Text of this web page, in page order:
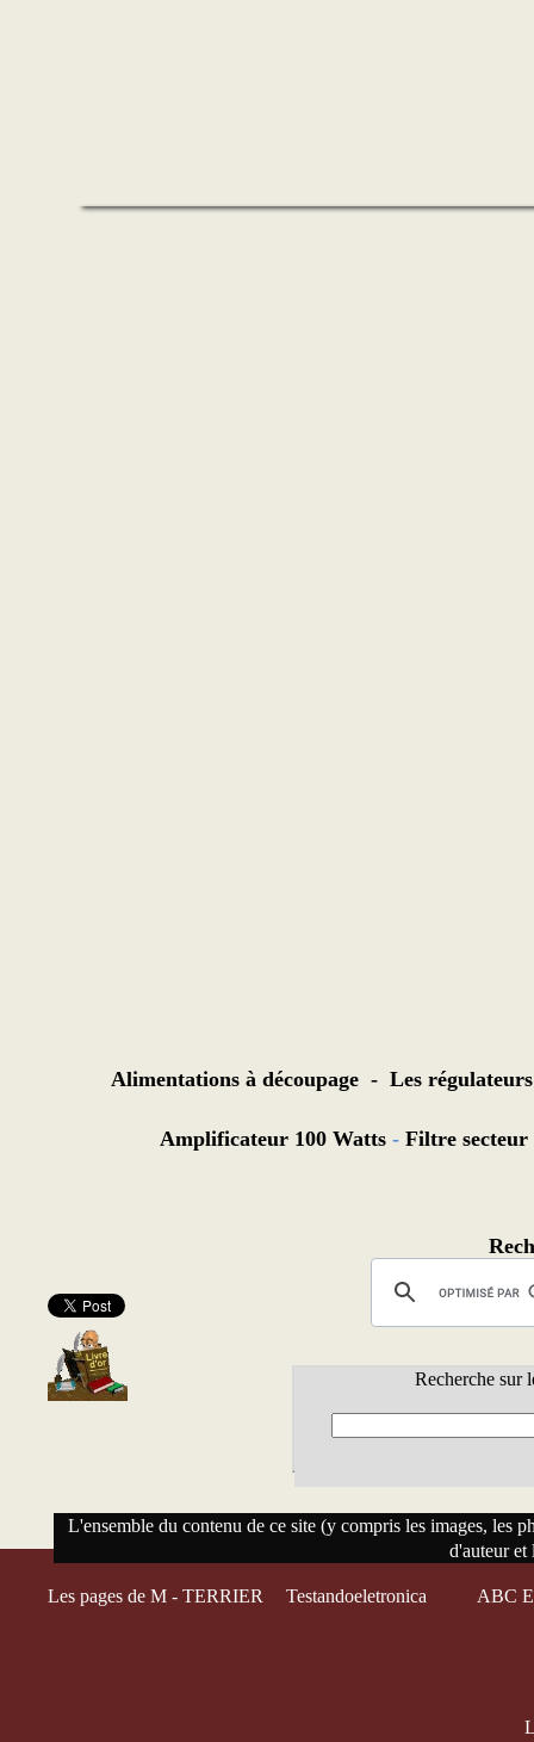
Alimentations à découpage - Les
Amplificateur 100 Watts- Filtre secteur
Recherche sur
L'ensemble du contenu de ce site (y compris les images, les
d'auteur et
Les pages de M - TERRIER Testandoeletronica ABC